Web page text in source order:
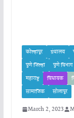
कोल्हापूर ग्रंथालय
पुणे जिल्हा
पुणे विभाग
महाराष्ट्र
विधायक
सामाजिक
सोलापूर
March 2, 2023